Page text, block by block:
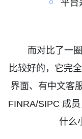
￮ 平台
而对比了一圈
比较好的，它完
界面、有中文客服
FINRA/SIPC 成
什么